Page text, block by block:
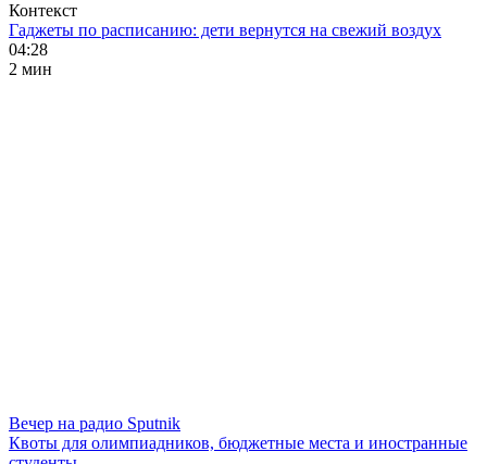
Контекст
Гаджеты по расписанию: дети вернутся на свежий воздух
04:28
2 мин
Вечер на радио Sputnik
Квоты для олимпиадников, бюджетные места и иностранные